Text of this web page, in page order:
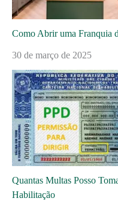
Como Abrir uma Franquia
30 de março de 2025
Quantas Multas Posso
Habilitação